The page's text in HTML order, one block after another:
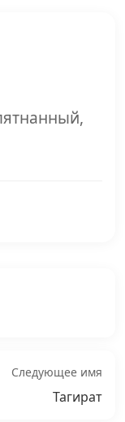
Следующее имя
Тагират